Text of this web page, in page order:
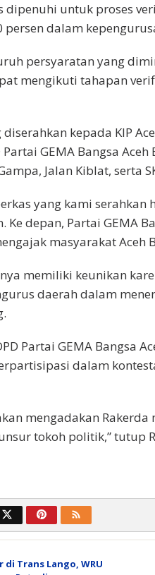
dipenuhi untuk proses
dalam
persyaratan yang
mengikuti tahapan
kepada KIP
Partai GEMA Bangsa
Jalan Kiblat, serta
yang kami
Ke depan, Partai GEMA
masyarakat
memiliki keunikan
daerah dalam
Partai GEMA Bangsa
dalam
mengadakan
tokoh politik,” tutup
Trans Lango, WRU